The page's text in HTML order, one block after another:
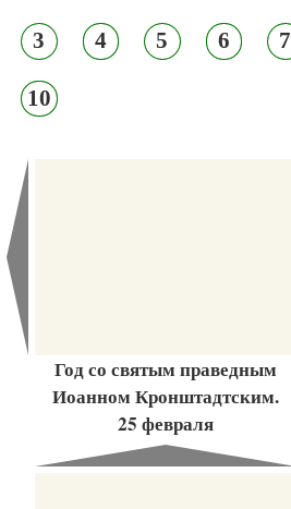
3 4 5 6 7
10
Год со святым праведным
Иоанном Кронштадтским.
25 февраля